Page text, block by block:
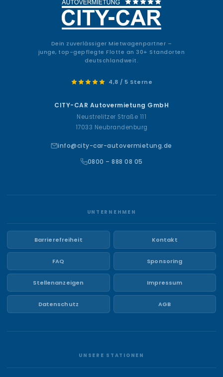
Dein zuverlässiger Mietwagenpartner –
junge, top-gepflegte Flotte an 30+ Standorten
deutschlandweit.
4,8 / 5 Sterne
CITY-CAR Autovermietung GmbH
Neustrelitzer Straße 111
17033 Neubrandenburg
info@city-car-autovermietung.de
0800 – 888 08 05
UNTERNEHMEN
Barrierefreiheit Kontakt
FAQ Sponsoring
Stellenanzeigen Impressum
Datenschutz AGB
UNSERE STATIONEN